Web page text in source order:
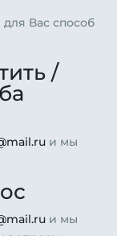
Вас способ
/
и мы
и мы